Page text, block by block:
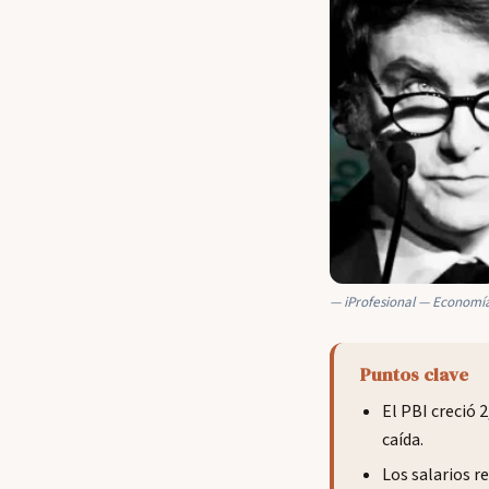
iProfesional —
Puntos clave
El PBI creció
caída.
Los salarios